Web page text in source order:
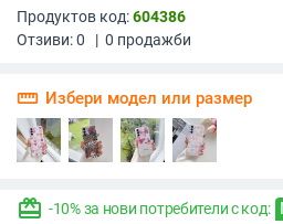
Продуктов код:604386
Отзиви:0 | 0 продажби
straighten Избери модел или размер
redeem -10% за нови потребители с код: